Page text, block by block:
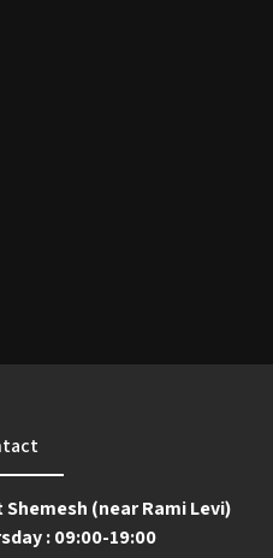
(near Rami Levi)
: 09:00-19:00